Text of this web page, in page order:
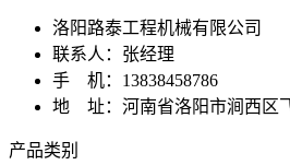
洛阳路泰工程机械有限公司
联系人：张经理
手 机：13838458786
地 址：河南省洛阳市涧西区
产品类别